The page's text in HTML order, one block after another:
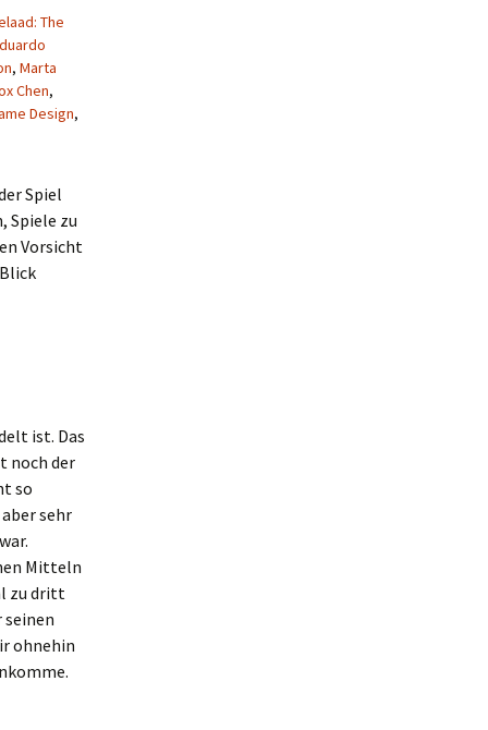
The
, Marta
Chen,
Design,
Spiel
Spiele zu
Vorsicht
ist. Das
noch der
so
sehr
Mitteln
zu dritt
ohnehin